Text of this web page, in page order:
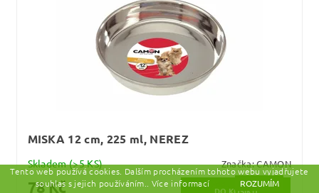
MISKA 12 cm, 225 ml, NEREZ
Skladem(>5 KS) Značka:CAMON
78 Kč
Tento web používá cookies. Dalším procházením tohoto webu vyjadřujete
souhlas s jejich používáním.. Více informací
ROZUMÍM